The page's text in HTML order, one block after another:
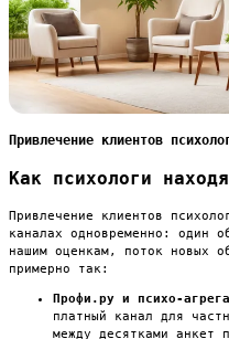
Привлечение клиентов
Как психологи
Привлечение клиентов
каналах одновременно: один
нашим оценкам, поток новых
примерно так:
Профи.ру и психо-
платный канал для
между десятками анкет